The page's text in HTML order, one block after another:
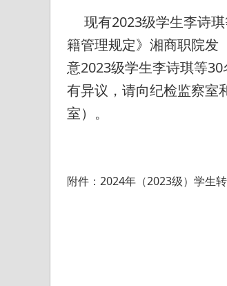
现有2023级学生李诗琪
籍管理规定》湘商职院发
意2023级学生李诗琪等
有异议，请向纪检监察室
室）。
附件：2024年（2023级）学生